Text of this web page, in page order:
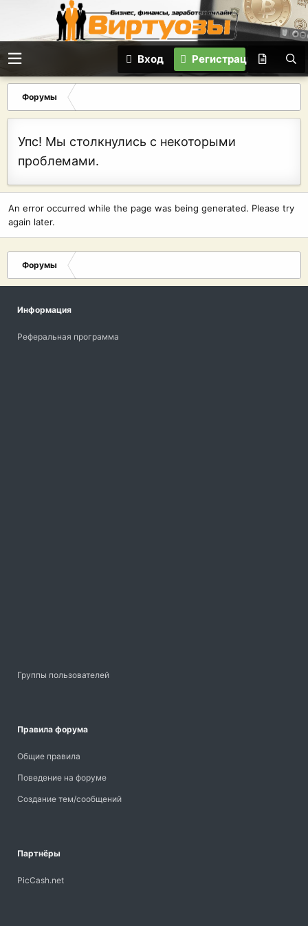
Вход Регистрация
Форумы
Упс! Мы столкнулись с некоторыми
проблемами.
An error occurred while the page was being generated. Please try
again later.
Форумы
Информация
Реферальная программа
Группы пользователей
Правила форума
Общие правила
Поведение на форуме
Создание тем/сообщений
Партнёры
PicCash.net